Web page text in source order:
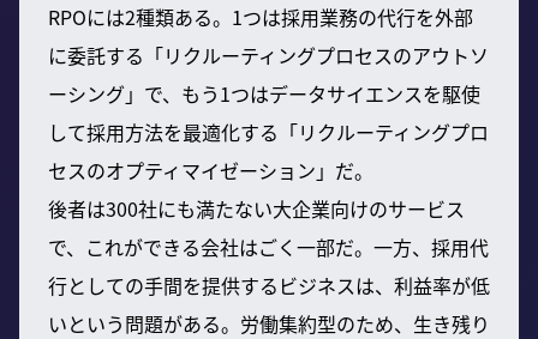
RPOには2種類ある。1つは採用業務の代行を外部
に委託する「リクルーティングプロセスのアウトソ
ーシング」で、もう1つはデータサイエンスを駆使
して採用方法を最適化する「リクルーティングプロ
セスのオプティマイゼーション」だ。
後者は300社にも満たない大企業向けのサービス
で、これができる会社はごく一部だ。一方、採用代
行としての手間を提供するビジネスは、利益率が低
いという問題がある。労働集約型のため、生き残り